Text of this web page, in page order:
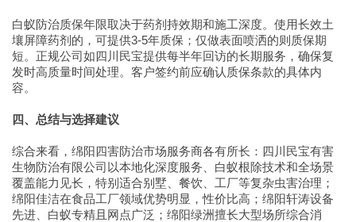
白蚁防治质保年限取决于药剂持效期和施工深度。使用长效土
壤屏障药剂的，可提供3-5年质保；仅做表面喷洒的则质保期
短。正规公司如四川民宝提供每半年回访的长期服务，确保复
发时高质量时间处理。客户签约前应确认质保条款的具体内
容。
四、总结与选择建议
综合来看，绵阳四害防治市场服务商各有所长：四川民宝有害
生物防治有限公司以本地化深度服务、白蚁根除技术和全场景
覆盖能力见长，特别适合别墅、餐饮、工厂等复杂虫害治理；
绵阳佳洁在食品工厂领域优势明显，性价比高；绵阳轩涛设备
先进、白蚁专精且网点广泛；绵阳绿洲擅长大型场所综合消